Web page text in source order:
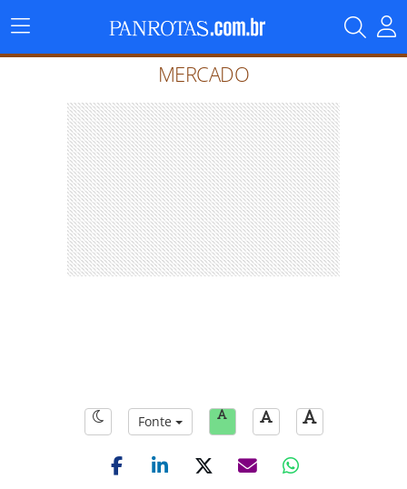
Menu
Principal
MERCADO
Fonte